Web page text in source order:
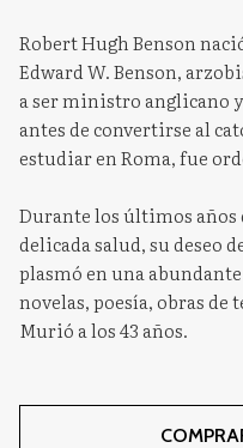
Robert Hugh Benson
Edward W. Benson,
a ser ministro anglicano
antes de convertirse al
estudiar en Roma, fue
Durante los últimos años
delicada salud, su deseo
plasmó en una
novelas, poesía, obras
Murió a los 43 años.